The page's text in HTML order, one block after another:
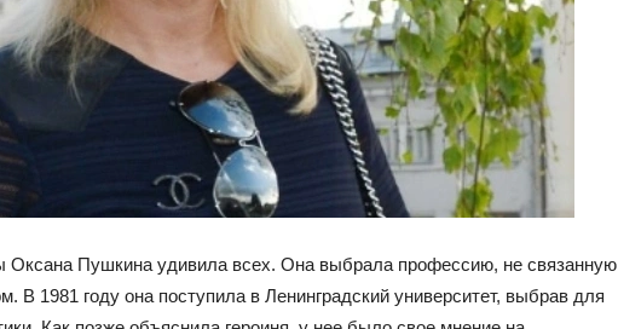
Оксана Пушкина удивила всех. Она выбрала профессию, не связанную
В 1981 году она поступила в Ленинградский университет, выбрав для